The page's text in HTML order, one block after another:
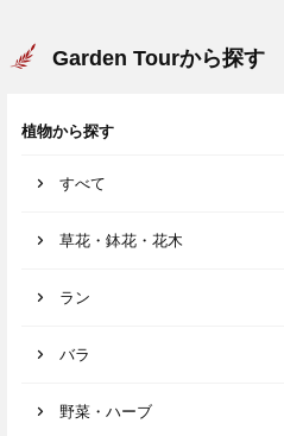
Garden Tourから探す
植物から探す
すべて
草花・鉢花・花木
ラン
バラ
野菜・ハーブ